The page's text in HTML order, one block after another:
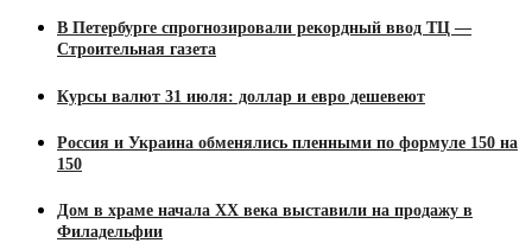
В Петербурге спрогнозировали рекордный ввод ТЦ —
Строительная газета
Курсы валют 31 июля: доллар и евро дешевеют
Россия и Украина обменялись пленными по формуле 150 на
150
Дом в храме начала ХХ века выставили на продажу в
Филадельфии